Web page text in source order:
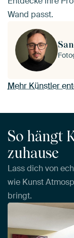
Wand passt.
Mehr Künstler
So hängt
zuhause
Lass dich von
wie Kunst
bringt.